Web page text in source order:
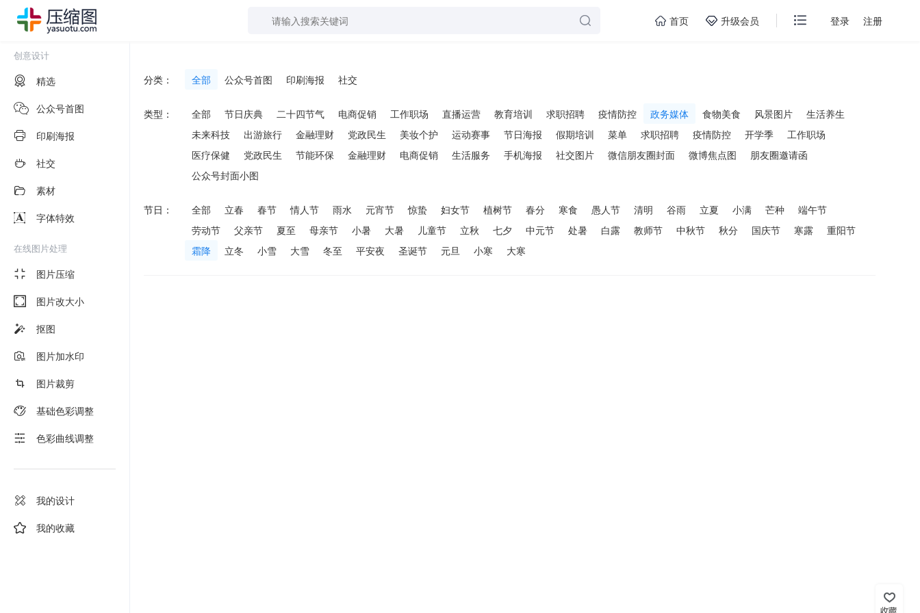
首页 升级会员 登录 注册
创意设计
精选
公众号首图
印刷海报
社交
素材
字体特效
在线图片处理
图片压缩
图片改大小
抠图
图片加水印
图片裁剪
基础色彩调整
色彩曲线调整
我的设计
我的收藏
分类： 全部 公众号首图 印刷海报 社交
类型： 全部 节日庆典 二十四节气 电商促销 工作职场 直播运营 教育培训 求职招聘 疫情防控 政务媒体 食物美食 风景图片
生活养生
未来科技
出游旅行 金融理财 党政民生 美妆个护 运动赛事 节日海报 假期培训 菜单 求职招聘 疫情防控 开学季
工作职场
医疗保健
党政民生 节能环保 金融理财 电商促销 生活服务 手机海报 社交图片 微信朋友圈封面 微博焦点图
朋友圈邀请函
公众号封面小图
节日： 全部 立春 春节 情人节 雨水 元宵节 惊蛰 妇女节 植树节 春分 寒食 愚人节 清明 谷雨 立夏 小满 芒种
端午节
劳动节
父亲节 夏至 母亲节 小暑 大暑 儿童节 立秋 七夕 中元节 处暑 白露 教师节 中秋节 秋分 国庆节 寒露
重阳节
霜降
立冬 小雪 大雪 冬至 平安夜 圣诞节 元旦 小寒 大寒